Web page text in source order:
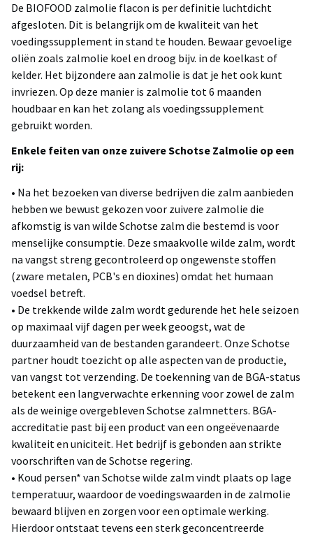
De BIOFOOD zalmolie flacon is per definitie luchtdicht
afgesloten. Dit is belangrijk om de kwaliteit van het
voedingssupplement in stand te houden. Bewaar gevoelige
oliën zoals zalmolie koel en droog bijv. in de koelkast of
kelder. Het bijzondere aan zalmolie is dat je het ook kunt
invriezen. Op deze manier is zalmolie tot 6 maanden
houdbaar en kan het zolang als voedingssupplement
gebruikt worden.
Enkele feiten van onze zuivere Schotse Zalmolie op een
rij:
• Na het bezoeken van diverse bedrijven die zalm aanbieden
hebben we bewust gekozen voor zuivere zalmolie die
afkomstig is van wilde Schotse zalm die bestemd is voor
menselijke consumptie. Deze smaakvolle wilde zalm, wordt
na vangst streng gecontroleerd op ongewenste stoffen
(zware metalen, PCB's en dioxines) omdat het humaan
voedsel betreft.
• De trekkende wilde zalm wordt gedurende het hele seizoen
op maximaal vijf dagen per week geoogst, wat de
duurzaamheid van de bestanden garandeert. Onze Schotse
partner houdt toezicht op alle aspecten van de productie,
van vangst tot verzending. De toekenning van de BGA-status
betekent een langverwachte erkenning voor zowel de zalm
als de weinige overgebleven Schotse zalmnetters. BGA-
accreditatie past bij een product van een ongeëvenaarde
kwaliteit en uniciteit. Het bedrijf is gebonden aan strikte
voorschriften van de Schotse regering.
• Koud persen* van Schotse wilde zalm vindt plaats op lage
temperatuur, waardoor de voedingswaarden in de zalmolie
bewaard blijven en zorgen voor een optimale werking.
Hierdoor ontstaat tevens een sterk geconcentreerde